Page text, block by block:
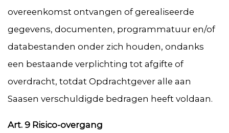
overeenkomst ontvangen of gerealiseerde
gegevens, documenten, programmatuur en/of
databestanden onder zich houden, ondanks
een bestaande verplichting tot afgifte of
overdracht, totdat Opdrachtgever alle aan
Saasen verschuldigde bedragen heeft voldaan.
Art. 9 Risico-overgang